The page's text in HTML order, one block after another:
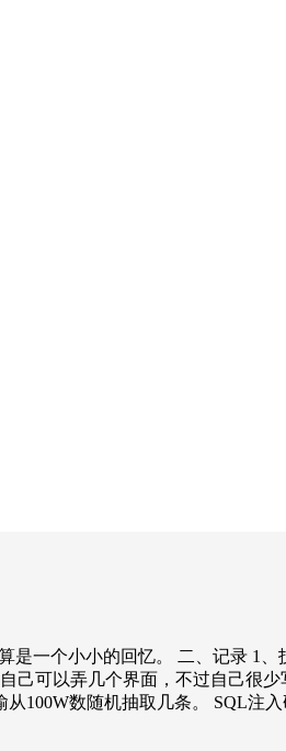
一个小小的回忆。 二、记录 1、
己可以弄几个界面，不过自己很
100W数随机抽取几条。 SQL注